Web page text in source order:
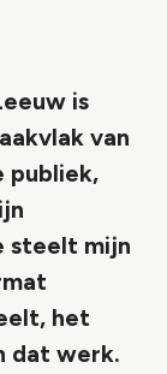
is
van
publiek,
steelt mijn
het
dat werk.